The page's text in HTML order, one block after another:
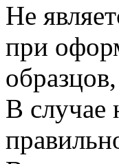
Не
при
В случае